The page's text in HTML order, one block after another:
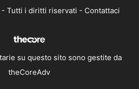
Tutti i diritti riservati - Contattaci
su questo sito sono gestite da
theCoreAdv